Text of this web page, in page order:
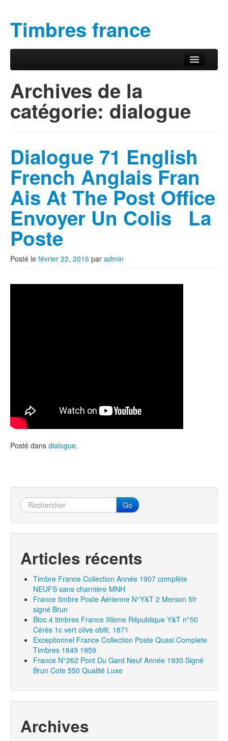
Timbres france
Menu principal
Archives de la
catégorie: dialogue
Dialogue 71 English
French Anglais Fran
Ais At The Post Office
Envoyer Un Colis La
Poste
Posté le février 22, 2016 par admin
Posté dans dialogue.
Go
Articles récents
Timbre France Collection Année 1907 complète
NEUFS sans charnière MNH
France timbre Poste Aérienne N°Y&T 2 Merson 5fr
signé Brun
Bloc 4 timbres France IIIème République Y&T n°50
Cérès 1c vert olive oblit. 1871
Exceptionnel France Collection Poste Quasi Complete
Timbres 1849 1959
France N°262 Pont Du Gard Neuf Année 1930 Signé
Brun Cote 550 Qualité Luxe
Archives